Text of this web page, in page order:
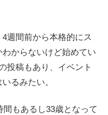
週間前から本格的にス
からないけど始めてい
投稿もあり、イベント
るみたい。
もあるし33歳となって